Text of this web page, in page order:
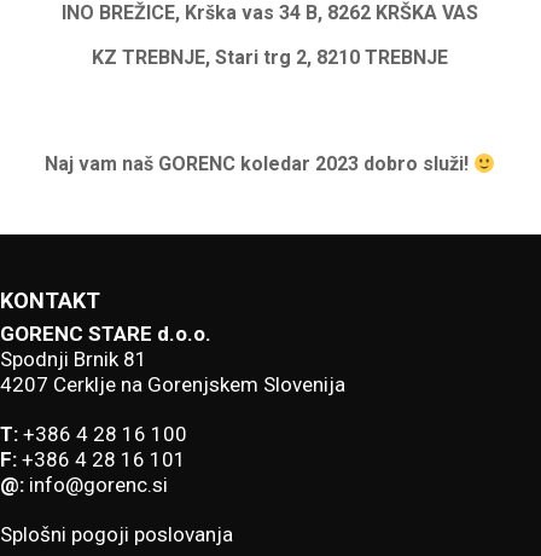
INO BREŽICE, Krška vas 34 B, 8262 KRŠKA VAS
KZ TREBNJE, Stari trg 2, 8210 TREBNJE
Naj vam naš GORENC koledar 2023 dobro služi!
KONTAKT
GORENC STARE d.o.o.
Spodnji Brnik 81
4207 Cerklje na Gorenjskem Slovenija
T: +386 4 28 16 100
F: +386 4 28 16 101
@: info@gorenc.si
Splošni pogoji poslovanja